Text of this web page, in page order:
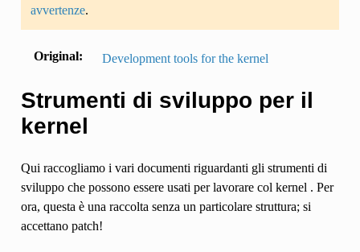
avvertenze.
Original: Development tools for the kernel
Strumenti di sviluppo per il
kernel
Qui raccogliamo i vari documenti riguardanti gli strumenti di
sviluppo che possono essere usati per lavorare col kernel . Per
ora, questa è una raccolta senza un particolare struttura; si
accettano patch!